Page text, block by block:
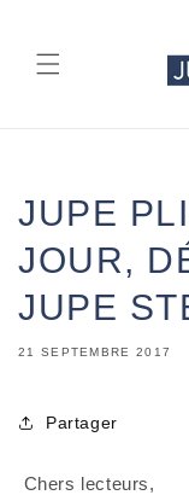
au
contenu
JUPE
JOUR,
JUPE
21 SEPTEMBRE 2017
Partager
Chers lecteurs,